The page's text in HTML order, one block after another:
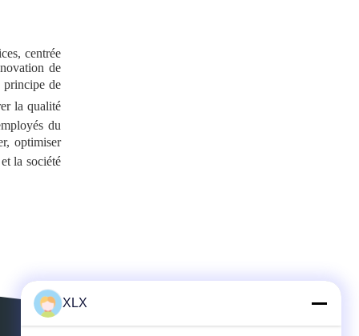
centrée
de
principe de
la qualité
du
optimiser
la société
XLX